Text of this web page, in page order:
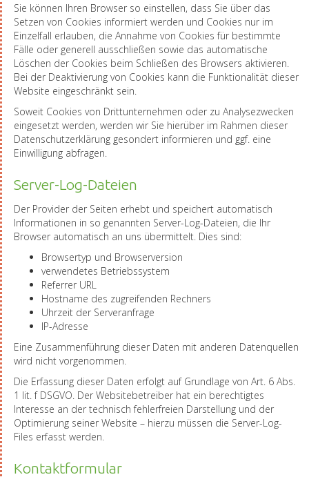
Sie können Ihren Browser so einstellen, dass Sie über das
Setzen von Cookies informiert werden und Cookies nur im
Einzelfall erlauben, die Annahme von Cookies für bestimmte
Fälle oder generell ausschließen sowie das automatische
Löschen der Cookies beim Schließen des Browsers aktivieren.
Bei der Deaktivierung von Cookies kann die Funktionalität dieser
Website eingeschränkt sein.
Soweit Cookies von Drittunternehmen oder zu Analysezwecken
eingesetzt werden, werden wir Sie hierüber im Rahmen dieser
Datenschutzerklärung gesondert informieren und ggf. eine
Einwilligung abfragen.
Server-Log-Dateien
Der Provider der Seiten erhebt und speichert automatisch
Informationen in so genannten Server-Log-Dateien, die Ihr
Browser automatisch an uns übermittelt. Dies sind:
Browsertyp und Browserversion
verwendetes Betriebssystem
Referrer URL
Hostname des zugreifenden Rechners
Uhrzeit der Serveranfrage
IP-Adresse
Eine Zusammenführung dieser Daten mit anderen Datenquellen
wird nicht vorgenommen.
Die Erfassung dieser Daten erfolgt auf Grundlage von Art. 6 Abs.
1 lit. f DSGVO. Der Websitebetreiber hat ein berechtigtes
Interesse an der technisch fehlerfreien Darstellung und der
Optimierung seiner Website – hierzu müssen die Server-Log-
Files erfasst werden.
Kontaktformular